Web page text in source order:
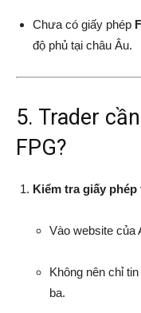
Chưa có giấy phép
độ phủ tại châu Âu.
5. Trader
FPG?
Kiểm tra giấy
Vào website của
Không nên chỉ
ba.